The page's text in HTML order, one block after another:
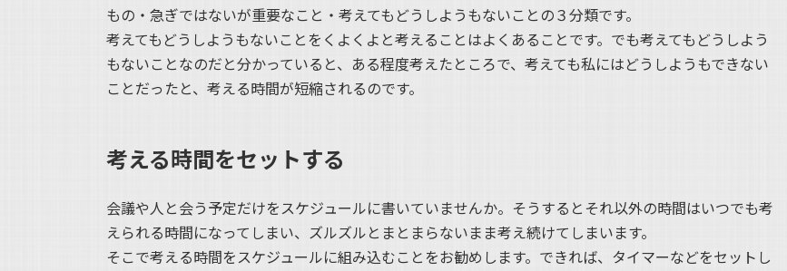
もの・急ぎではないが重要なこと・考えてもどうしようもないことの３分類です。
考えてもどうしようもないことをくよくよと考えることはよくあることです。でも考えてもどうしよう
もないことなのだと分かっていると、ある程度考えたところで、考えても私にはどうしようもできない
ことだったと、考える時間が短縮されるのです。
考える時間をセットする
会議や人と会う予定だけをスケジュールに書いていませんか。そうするとそれ以外の時間はいつでも考
えられる時間になってしまい、ズルズルとまとまらないまま考え続けてしまいます。
そこで考える時間をスケジュールに組み込むことをお勧めします。できれば、タイマーなどをセットし